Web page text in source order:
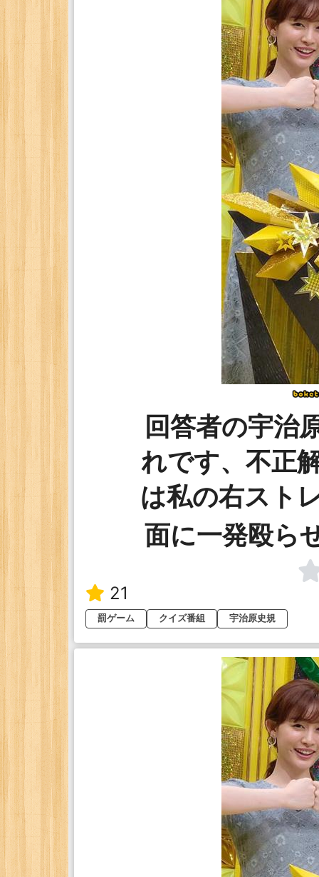
回答者の宇治
れです、不正
は私の右スト
面に一発殴ら
21
罰ゲーム クイズ番組 宇治原史規